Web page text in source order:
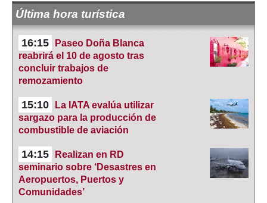
Última hora turística
16:15
Paseo Doña Blanca
reabrirá el 10 de agosto tras
concluir trabajos de
remozamiento
15:10
La IATA evalúa utilizar
sargazo para la producción de
combustible de aviación
14:15
Realizan en RD
seminario sobre ‘Desastres en
Aeropuertos, Puertos y
Comunidades’